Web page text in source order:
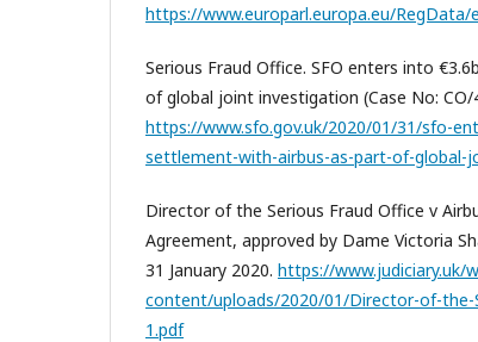
https://www.europarl.europa.eu/RegData/
Serious Fraud Office. SFO enters into
of global joint investigation (Case No: CO/
https://www.sfo.gov.uk/2020/01/31/sfo-
settlement-with-airbus-as-part-of-global-
Director of the Serious Fraud Office v
Agreement, approved by Dame Victoria
31 January 2020. https://www.judiciary.uk/
content/uploads/2020/01/Director-of-the-
1.pdf